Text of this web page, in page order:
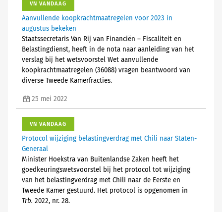
VN VANDAAG
Aanvullende koopkrachtmaatregelen voor 2023 in
augustus bekeken
Staatssecretaris Van Rij van Financiën – Fiscaliteit en
Belastingdienst, heeft in de nota naar aanleiding van het
verslag bij het wetsvoorstel Wet aanvullende
koopkrachtmaatregelen (36088) vragen beantwoord van
diverse Tweede Kamerfracties.
25 mei 2022
VN VANDAAG
Protocol wijziging belastingverdrag met Chili naar Staten-
Generaal
Minister Hoekstra van Buitenlandse Zaken heeft het
goedkeuringswetsvoorstel bij het protocol tot wijziging
van het belastingverdrag met Chili naar de Eerste en
Tweede Kamer gestuurd. Het protocol is opgenomen in
Trb. 2022, nr. 28.